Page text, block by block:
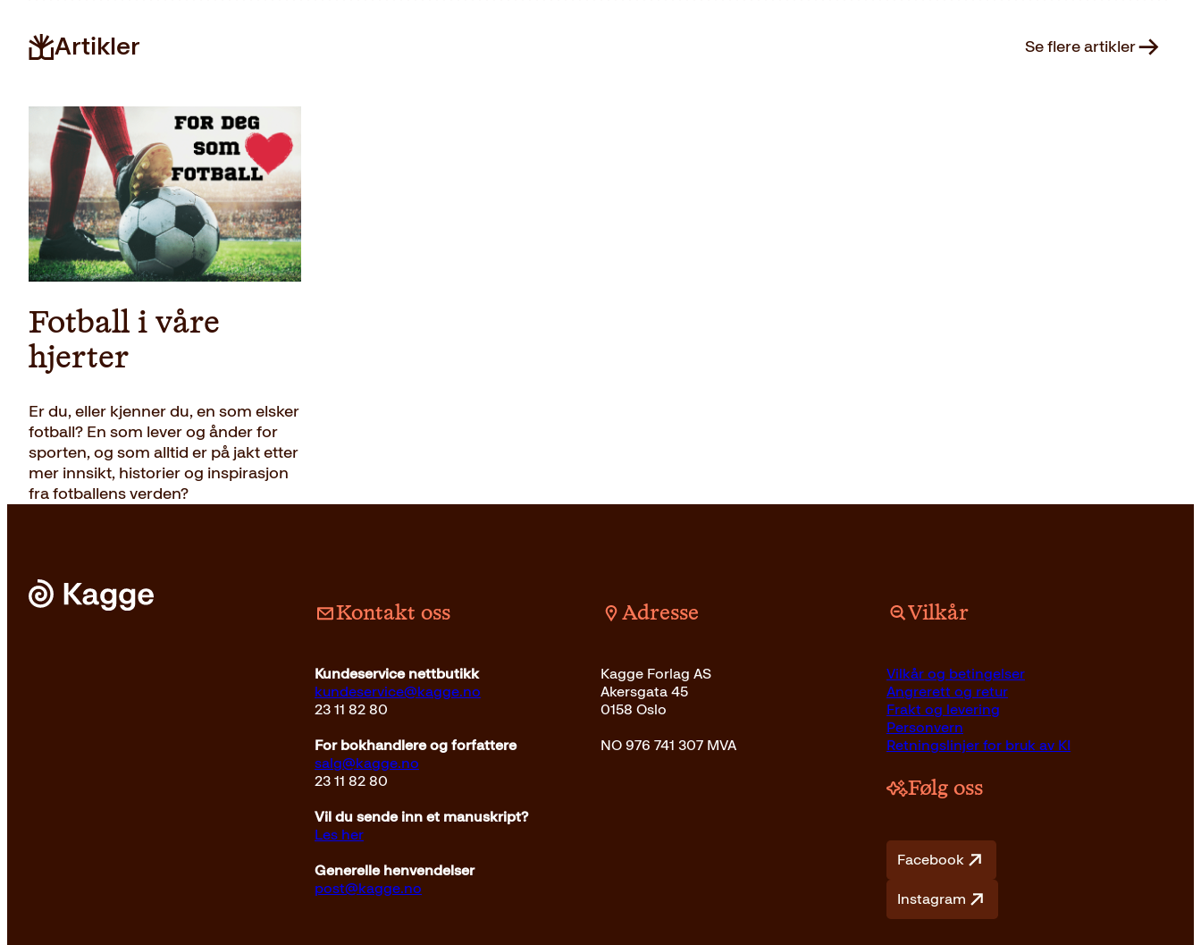
Artikler Se flere artikler
Fotball i våre
hjerter
Er du, eller kjenner du, en som elsker
fotball? En som lever og ånder for
sporten, og som alltid er på jakt etter
mer innsikt, historier og inspirasjon
fra fotballens verden?
Kontakt oss
Kundeservice nettbutikk
kundeservice@kagge.no
23 11 82 80
For bokhandlere og forfattere
salg@kagge.no
23 11 82 80
Vil du sende inn et manuskript?
Les her
Generelle henvendelser
post@kagge.no
Adresse
Kagge Forlag AS
Akersgata 45
0158 Oslo
NO 976 741 307 MVA
Vilkår
Vilkår og betingelser
Angrerett og retur
Frakt og levering
Personvern
Retningslinjer for bruk av KI
Følg oss
Facebook
Instagram